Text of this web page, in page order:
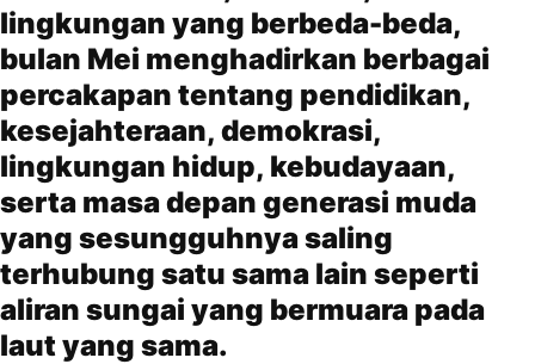
lingkungan yang berbeda-beda,
bulan Mei menghadirkan berbagai
percakapan tentang pendidikan,
kesejahteraan, demokrasi,
lingkungan hidup, kebudayaan,
serta masa depan generasi muda
yang sesungguhnya saling
terhubung satu sama lain seperti
aliran sungai yang bermuara pada
laut yang sama.